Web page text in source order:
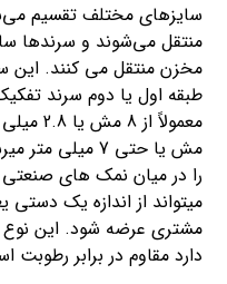
سایزهای مختلف تقسیم
منتقل می‌شوند و سرندها
مخزن منتقل می کنند. این
طبقه اول یا دوم سرند
مش یا حتی 7
را در میان نمک های صنعتی
مشتری عرضه شود. این نوع
دارد مقاوم در برابر